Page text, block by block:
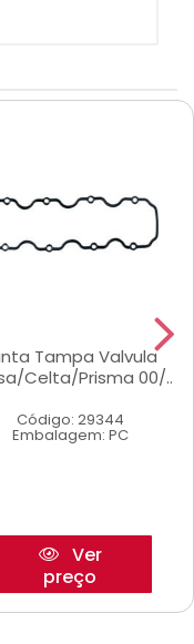
Tampa Valvula
Celta/Prisma 00/..
Código: 29344
Embalagem: PC
Ver
preço